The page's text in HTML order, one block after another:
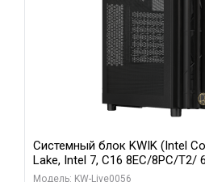
Системный блок KWIK (Intel
Lake, Intel 7, C16 8EC/8PC/
Palit RTX5080 INFINITY 3 OC
Модель: KW-Live0056